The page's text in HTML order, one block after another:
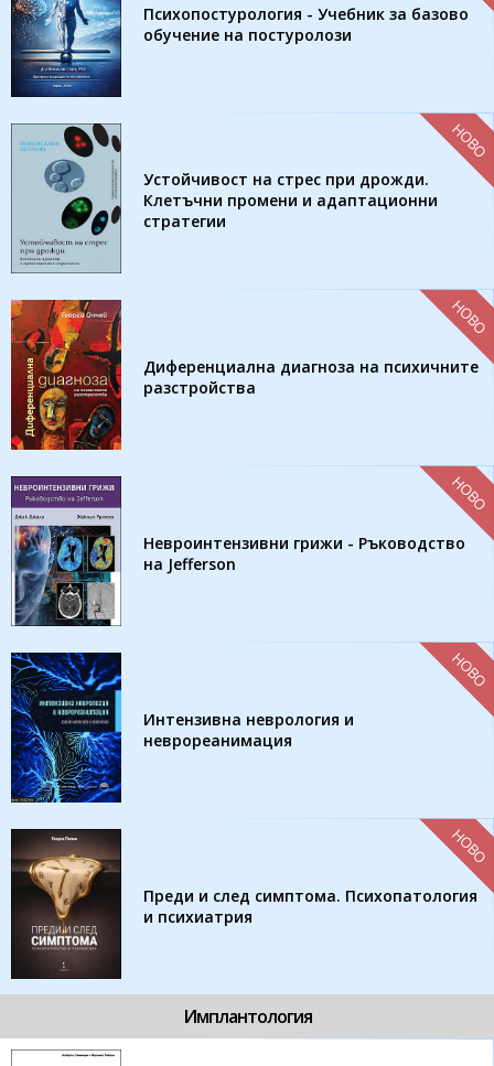
Психопостурология - Учебник за базово
обучение на постуролози
Устойчивост на стрес при дрожди.
Клетъчни промени и адаптационни
стратегии
НОВО
Диференциална диагноза на психичните
разстройства
НОВО
Невроинтензивни грижи - Ръководство
на Jefferson
НОВО
Интензивна неврология и
неврореанимация
НОВО
Преди и след симптома. Психопатология
и психиатрия
НОВО
Имплантология